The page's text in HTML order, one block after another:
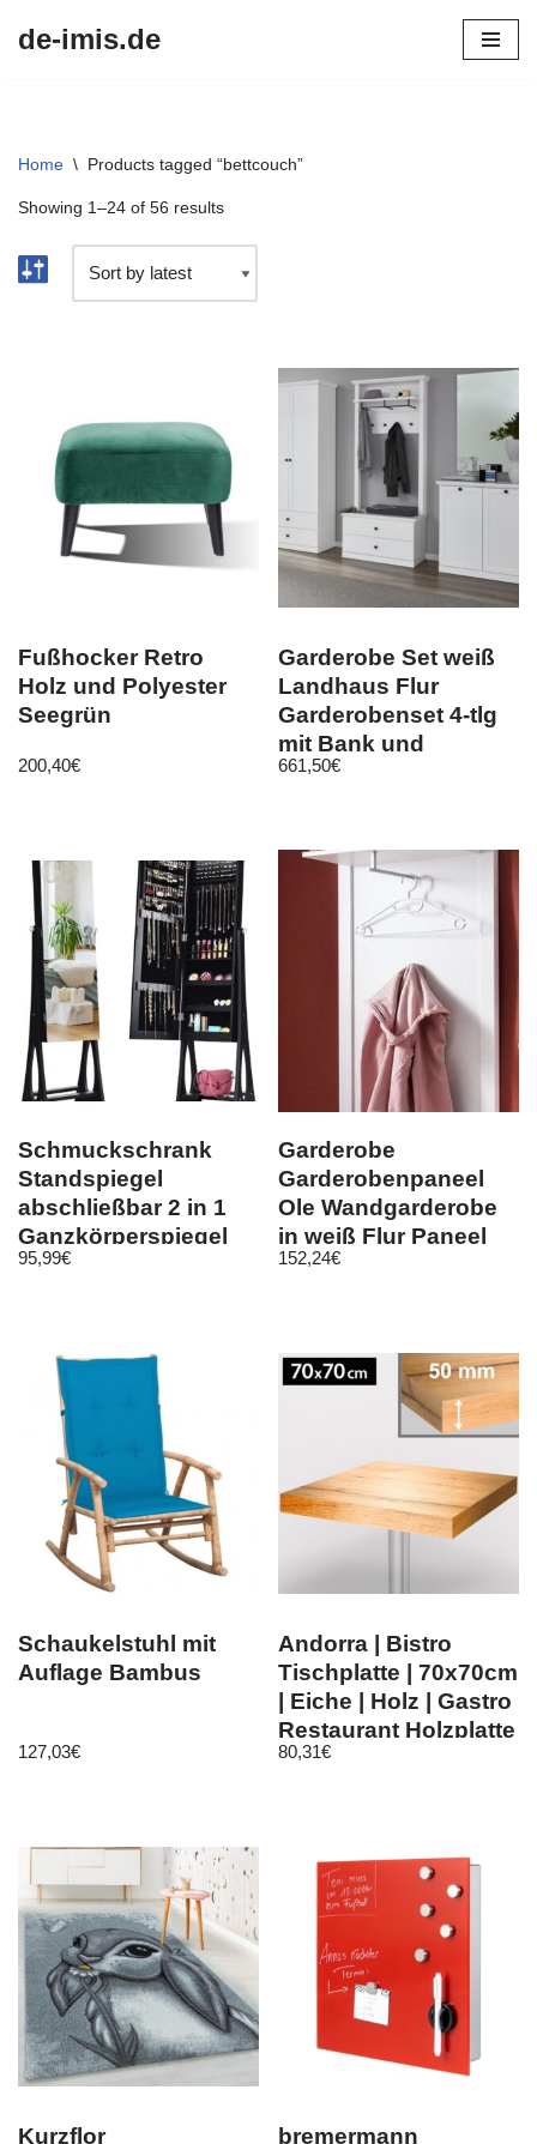
de-imis.de
Home \ Products tagged “bettcouch”
Showing 1–24 of 56 results
Fußhocker Retro
Holz und Polyester
Seegrün
200,40€
Garderobe Set weiß
Landhaus Flur
Garderobenset 4-tlg
mit Bank und
Schuhschrank Baxter
661,50€
Schmuckschrank
Standspiegel
abschließbar 2 in 1
Ganzkörperspiegel
Schmuckaufbewahrung
95,99€
Garderobe
Garderobenpaneel
Ole Wandgarderobe
in weiß Flur Paneel
opt. Set mit Bank
152,24€
Schaukelstuhl mit
Auflage Bambus
127,03€
Andorra | Bistro
Tischplatte | 70x70cm
| Eiche | Holz | Gastro
Restaurant Holzplatte
80,31€
Kurzflor
bremermann